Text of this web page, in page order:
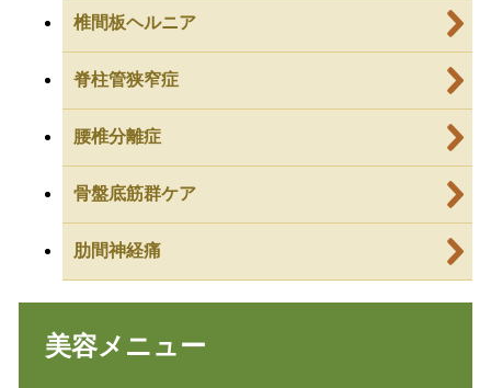
椎間板ヘルニア
脊柱管狭窄症
腰椎分離症
骨盤底筋群ケア
肋間神経痛
美容メニュー